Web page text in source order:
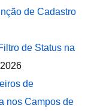
de Cadastro
de Status na
de
nos Campos de